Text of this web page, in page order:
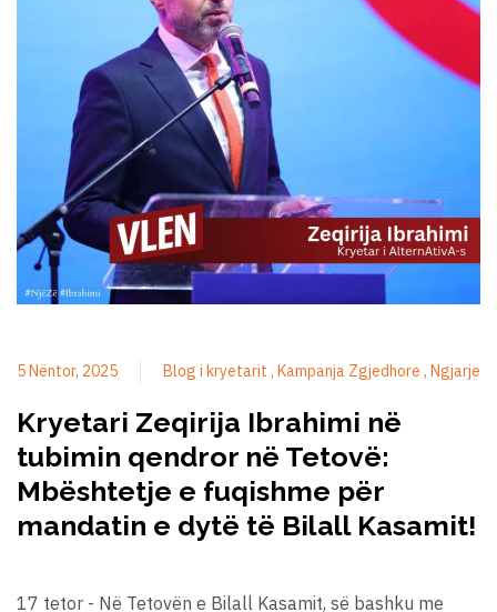
5 Nëntor, 2025 Blog i kryetarit Kampanja Zgjedhore Ngjarje
Kryetari Zeqirija Ibrahimi në
tubimin qendror në Tetovë:
Mbështetje e fuqishme për
mandatin e dytë të Bilall Kasamit!
17 tetor - Në Tetovën e Bilall Kasamit, së bashku me